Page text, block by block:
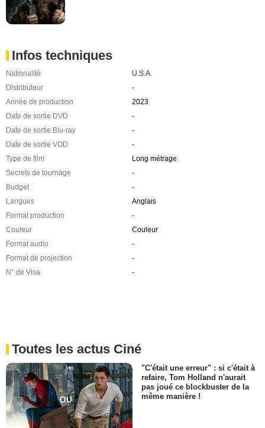
Infos techniques
Nationalité
U.S.A.
Distributeur
-
Année de production
2023
Date de sortie DVD
-
Date de sortie Blu-ray
-
Date de sortie VOD
-
Type de film
Long métrage
Secrets de tournage
-
Budget
-
Langues
Anglais
Format production
-
Couleur
Couleur
Format audio
-
Format de projection
-
N° de Visa
-
Toutes les actus Ciné
"C'était une erreur" : si c'était à
refaire, Tom Holland n'aurait
pas joué ce blockbuster de la
même manière !